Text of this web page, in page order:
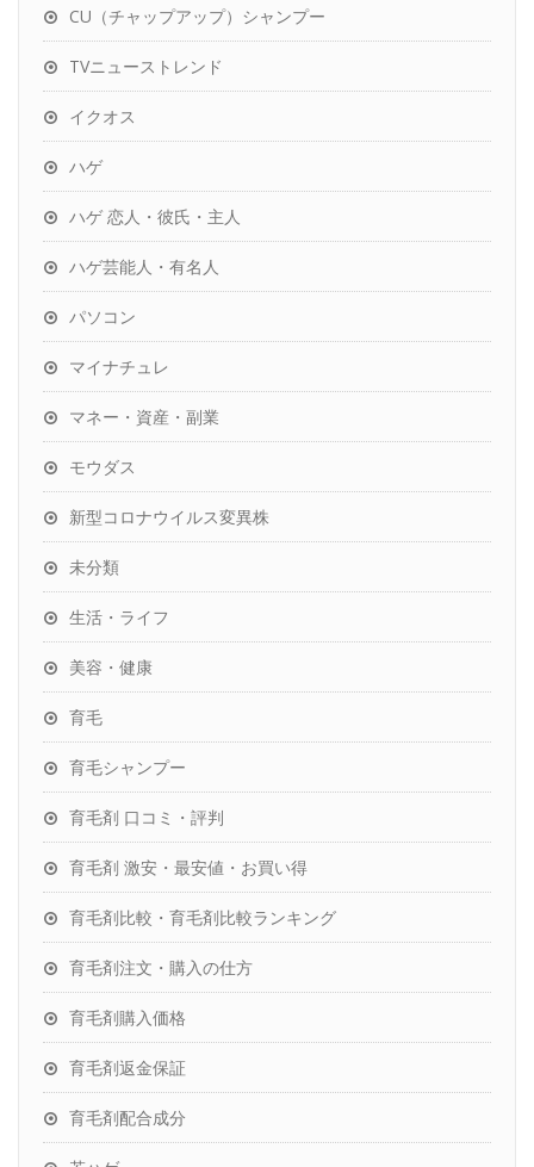
CU（チャップアップ）シャンプー
TVニューストレンド
イクオス
ハゲ
ハゲ 恋人・彼氏・主人
ハゲ芸能人・有名人
パソコン
マイナチュレ
マネー・資産・副業
モウダス
新型コロナウイルス変異株
未分類
生活・ライフ
美容・健康
育毛
育毛シャンプー
育毛剤 口コミ・評判
育毛剤 激安・最安値・お買い得
育毛剤比較・育毛剤比較ランキング
育毛剤注文・購入の仕方
育毛剤購入価格
育毛剤返金保証
育毛剤配合成分